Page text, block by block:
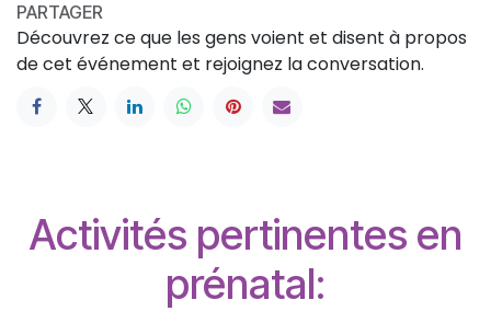
PARTAGER
Découvrez ce que les gens voient et disent à propos
de cet événement et rejoignez la conversation.
Activités pertinentes en
prénatal: